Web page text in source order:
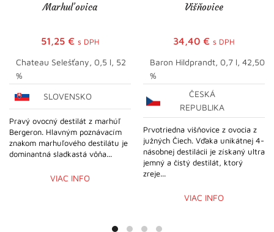
Marhuľovica
51,25 € s DPH
Chateau Selešťany, 0,5 l, 52
%
SLOVENSKO
Pravý ovocný destilát z marhúľ
Bergeron. Hlavným poznávacím
znakom marhuľového destilátu je
dominantná sladkastá vôňa...
VIAC INFO
Višňovice
34,40 € s DPH
Baron Hildprandt, 0,7 l, 42,50
%
ČESKÁ
REPUBLIKA
Prvotriedna višňovice z ovocia z
južných Čiech. Vďaka unikátnej 4-
násobnej destilácii je získaný ultra
jemný a čistý destilát, ktorý
zreje...
VIAC INFO